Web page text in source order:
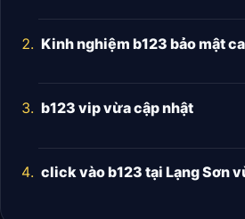
Kinh nghiệm b123 bảo mật
b123 vip vừa cập nhật
click vào b123 tại Lạng Sơn